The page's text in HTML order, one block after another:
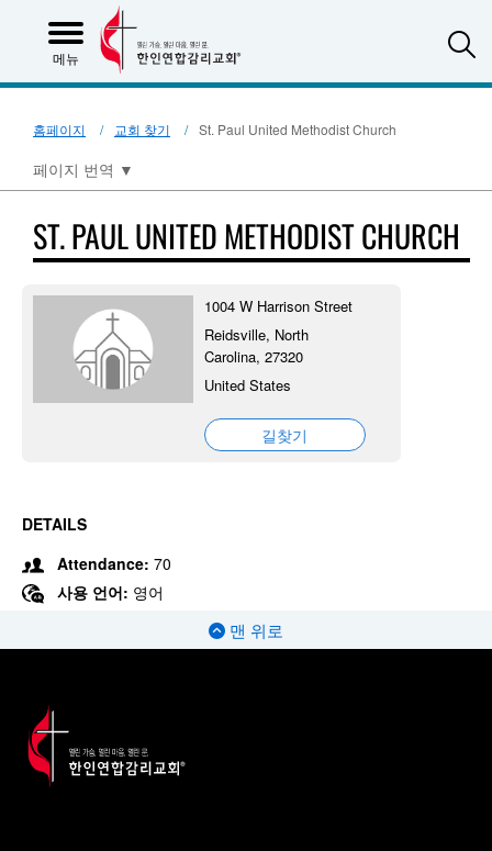
메뉴
홈페이지 교회 찾기 St. Paul United Methodist Church
페이지 번역 ▼
ST. PAUL UNITED METHODIST CHURCH
1004 W Harrison Street
Reidsville, North
Carolina, 27320
United States
길찾기
DETAILS
Attendance: 70
사용 언어: 영어
맨 위로